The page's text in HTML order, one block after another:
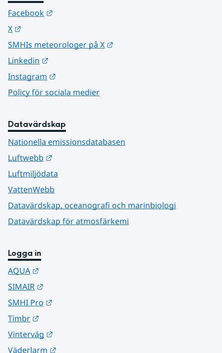
Facebook
X
SMHIs meteorologer på X
Linkedin
Instagram
Policy för sociala medier
Datavärdskap
Nationella emissionsdatabasen
Luftwebb
Luftmiljödata
VattenWebb
Datavärdskap, oceanografi och marinbiologi
Datavärdskap för atmosfärkemi
Logga in
AQUA
SIMAIR
SMHI Pro
Timbr
Vinterväg
Väderlarm